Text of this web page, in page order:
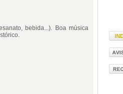
bebida...). Boa música